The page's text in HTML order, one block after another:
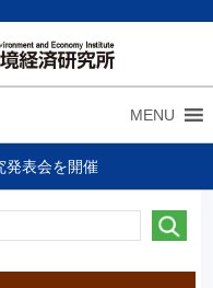
MENU
発表会を開催